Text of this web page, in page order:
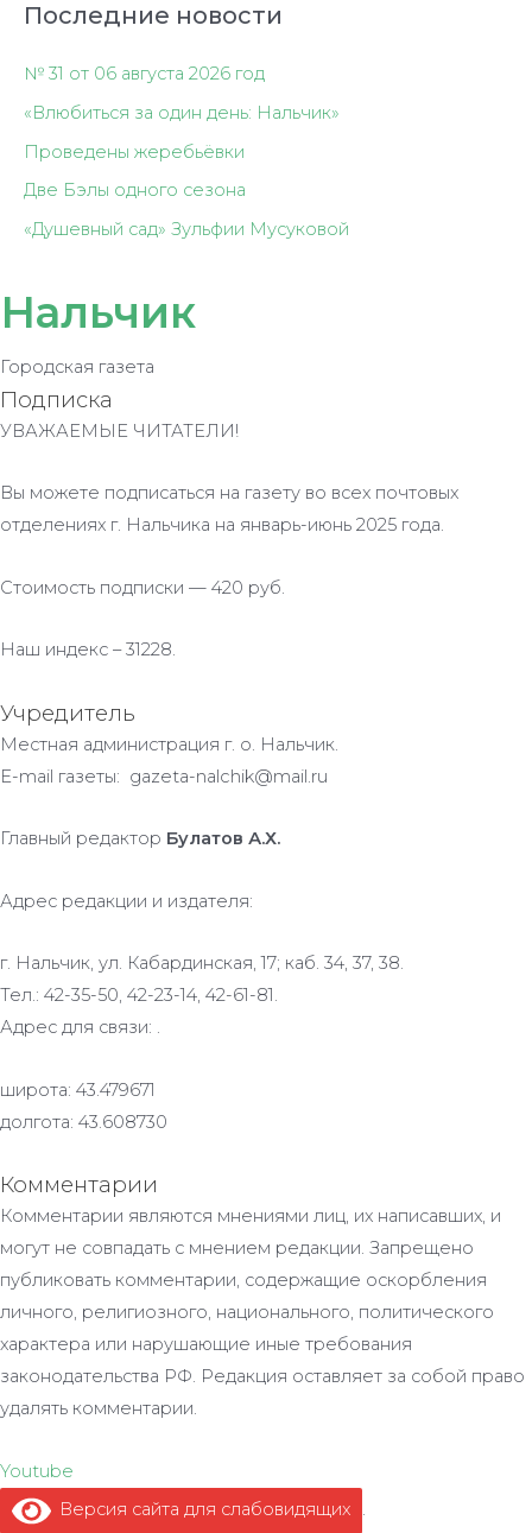
Последние новости
№ 31 от 06 августа 2026 год
«Влюбиться за один день: Нальчик»
Проведены жеребьёвки
Две Бэлы одного сезона
«Душевный сад» Зульфии Мусуковой
Нальчик
Городская газета
Подписка
УВАЖАЕМЫЕ ЧИТАТЕЛИ!
Вы можете подписаться на газету во всех почтовых
отделениях г. Нальчика на январь-июнь 2025 года.
Стоимость подписки — 420 руб.
Наш индекс – 31228.
Учредитель
Местная администрация г. о. Нальчик.
E-mail газеты: gazeta-nalchik@mail.ru
Главный редактор Булатов А.Х.
Адрес редакции и издателя:
г. Нальчик, ул. Кабардинская, 17; каб. 34, 37, 38.
Тел.: 42-35-50, 42-23-14, 42-61-81.
Адрес для связи: .
широта: 43.479671
долгота: 43.608730
Комментарии
Комментарии являются мнениями лиц, их написавших, и
могут не совпадать с мнением редакции. Запрещено
публиковать комментарии, содержащие оскорбления
личного, религиозного, национального, политического
характера или нарушающие иные требования
законодательства РФ. Редакция оставляет за собой право
удалять комментарии.
Youtube
Версия сайта для слабовидящих
.